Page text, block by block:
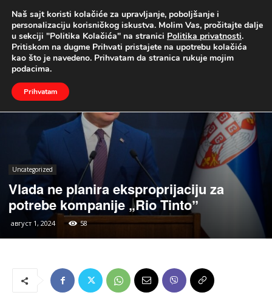
UŽIVO
Naslovna Uncategorized
Uncategorized
Vlada ne planira eksproprijaciju za
potrebe kompanije „Rio Tintoˮ
август 1, 2024 58
Naš sajt koristi kolačiće za upravljanje, poboljšanje i
personalizaciju korisničkog iskustva. Molim Vas, pročitajte dalje
u sekciji "Politika Kolačića" na stranici Politika privatnosti.
Pritiskom na dugme Prihvati pristajete na upotrebu kolačića
kao što je navedeno. Prihvatam da stranica rukuje mojim
podacima.
Prihvatam